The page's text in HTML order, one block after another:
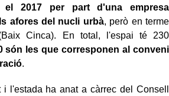
el 2017 per part d'una empresa
afores del nucli urbà, però en terme
Cinca). En total, l'espai té 230
són les que corresponen al conveni
.
i l'estada ha anat a càrrec del Consell